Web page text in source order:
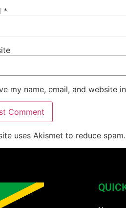
*
my name, email, and website
uses Akismet to reduce spam.